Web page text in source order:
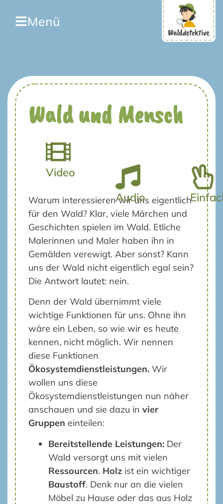
Menü
Wald und Mensch
Video
Audio
Warum interessieren wir uns eigentlich
für den Wald? Klar, viele Märchen und
Geschichten spielen im Wald. Etliche
Malerinnen und Maler haben ihn in
Gemälden verewigt. Aber sonst? Kann
uns der Wald nicht eigentlich egal sein?
Die Antwort lautet: nein.
Denn der Wald übernimmt viele
wichtige Funktionen für uns. Ohne ihn
wäre ein Leben, so wie wir es heute
kennen, nicht möglich. Wir nennen
diese Funktionen
Ökosystemdienstleistungen. Wir
wollen uns diese
Ökosystemdienstleistungen nun näher
anschauen und sie dazu in vier
Gruppen einteilen:
Bereitstellende Leistungen: Der
Wald versorgt uns mit vielen
Ressourcen. Holz ist ein wichtiger
Baustoff. Denk nur an die vielen
Möbel zu Hause oder das aus Holz